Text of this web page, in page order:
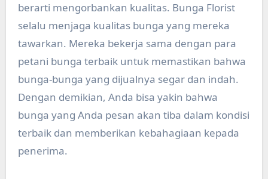
berarti mengorbankan kualitas. Bunga Florist
selalu menjaga kualitas bunga yang mereka
tawarkan. Mereka bekerja sama dengan para
petani bunga terbaik untuk memastikan bahwa
bunga-bunga yang dijualnya segar dan indah.
Dengan demikian, Anda bisa yakin bahwa
bunga yang Anda pesan akan tiba dalam kondisi
terbaik dan memberikan kebahagiaan kepada
penerima.